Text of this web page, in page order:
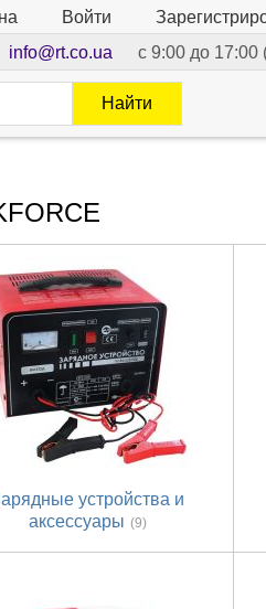
Войти
info@rt.co.ua с 9:00 до 17:00
Найти
устройства и
аксессуары (9)